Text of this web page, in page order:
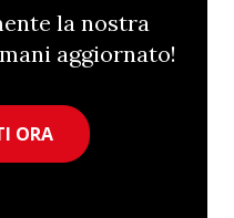
la nostra
aggiornato!
ORA